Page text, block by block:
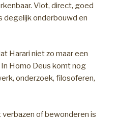
Vlot, direct, goed
degelijk onderbouwd en
Harari niet zo maar een
Homo Deus komt nog
onderzoek, filosoferen,
of bewonderen is